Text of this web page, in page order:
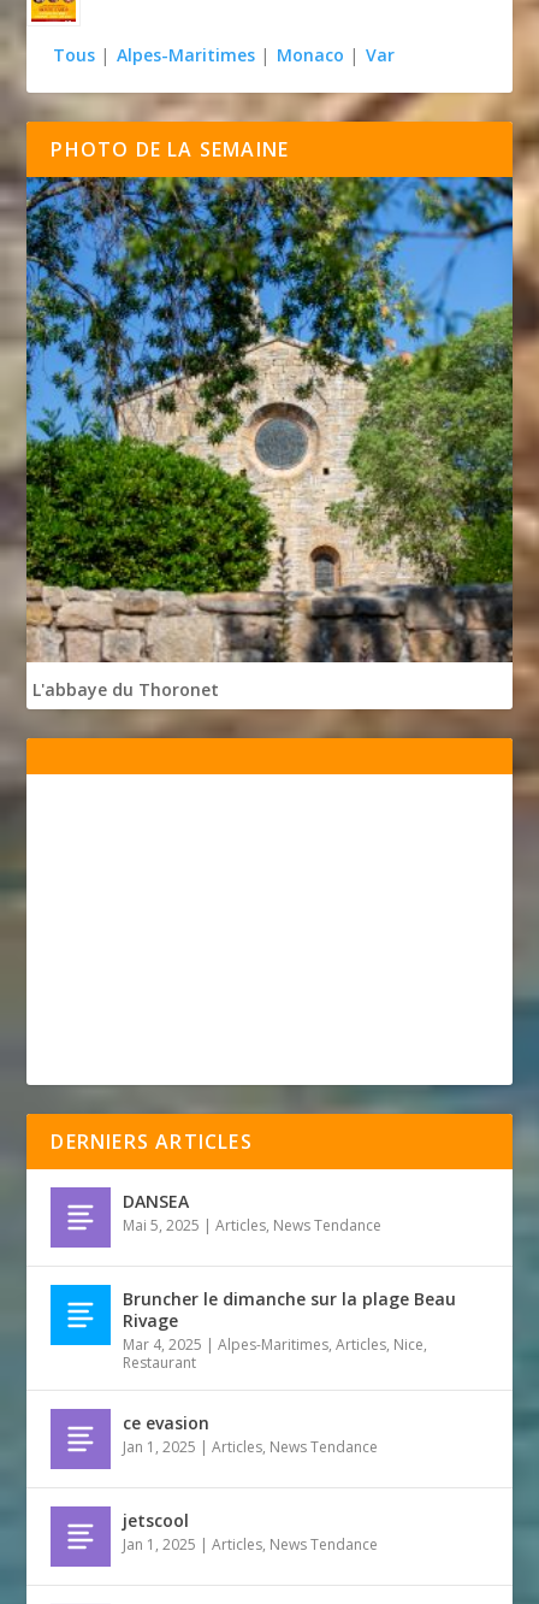
Tous | Alpes-Maritimes | Monaco | Var
PHOTO DE LA SEMAINE
L'abbaye du Thoronet
DERNIERS ARTICLES
DANSEA
Mai 5, 2025 |Articles, News Tendance
Bruncher le dimanche sur la plage Beau
Rivage
Mar 4, 2025 |Alpes-Maritimes,Articles, Nice,
Restaurant
ce evasion
Jan 1, 2025 |Articles, News Tendance
jetscool
Jan 1, 2025 |Articles, News Tendance